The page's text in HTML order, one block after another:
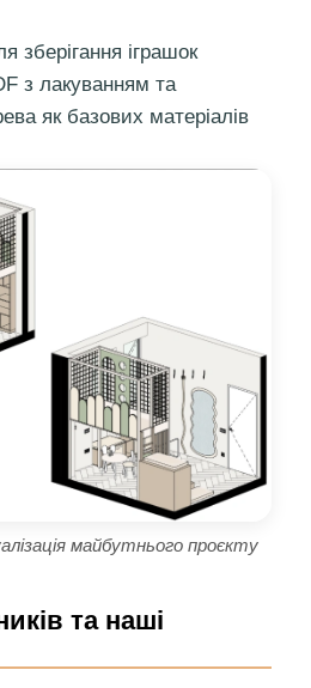
зберігання іграшок
з лакуванням та
як базових матеріалів
майбутнього проєкту
та наші